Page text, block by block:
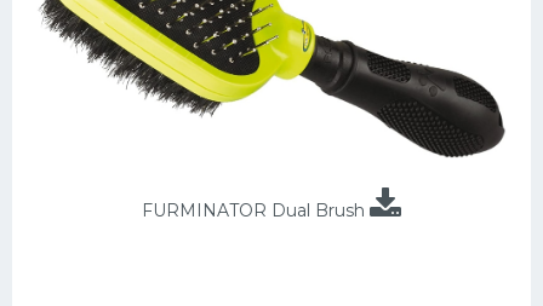
FURMINATOR Dual Brush